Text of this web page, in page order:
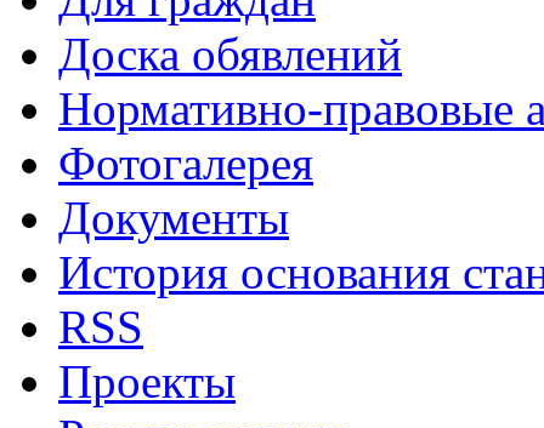
Доска обявлений
Нормативно-правовые
Фотогалерея
Документы
История основания
RSS
Проекты